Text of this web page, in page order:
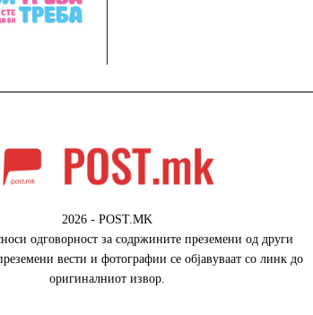
2026 - POST.MK
одговорност за содржините преземени од други
вести и фотографии се објавуваат со линк до
оригиналниот извор.